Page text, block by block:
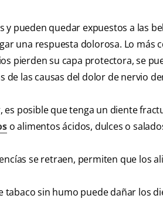
pueden quedar expuestos a las
una respuesta dolorosa. Lo más
pierden su capa protectora, se
de las causas del dolor de nervio
es posible que tenga un diente
o alimentos ácidos, dulces o
se retraen, permiten que los
sin humo puede dañar los